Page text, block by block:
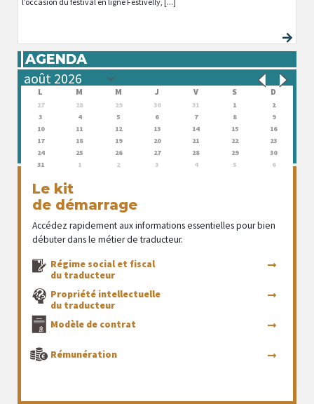
AGENDA
L M M J V S D
27 28 29 30 31 1
2
3
4 5 6 7 8
9
10
11 12 13 14 15
16
17
18 19 20 21 22
23
24
25 26 27 28 29
30
31
1 2 3 4 5 6
Le kit
de démarrage
Accédez rapidement aux informations essentielles pour bien
débuter dans le métier de traducteur.
Régime social et fiscal
du traducteur
Propriété intellectuelle
du traducteur
Modèle de contrat
Rémunération